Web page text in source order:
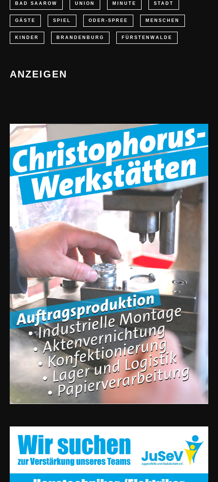
BAD SAAROW UNION MINUTE STADT
GÄSTE SPIEL ODER-SPREE MENSCHEN
KINDER BRANDENBURG FÜRSTENWALDE
ANZEIGEN